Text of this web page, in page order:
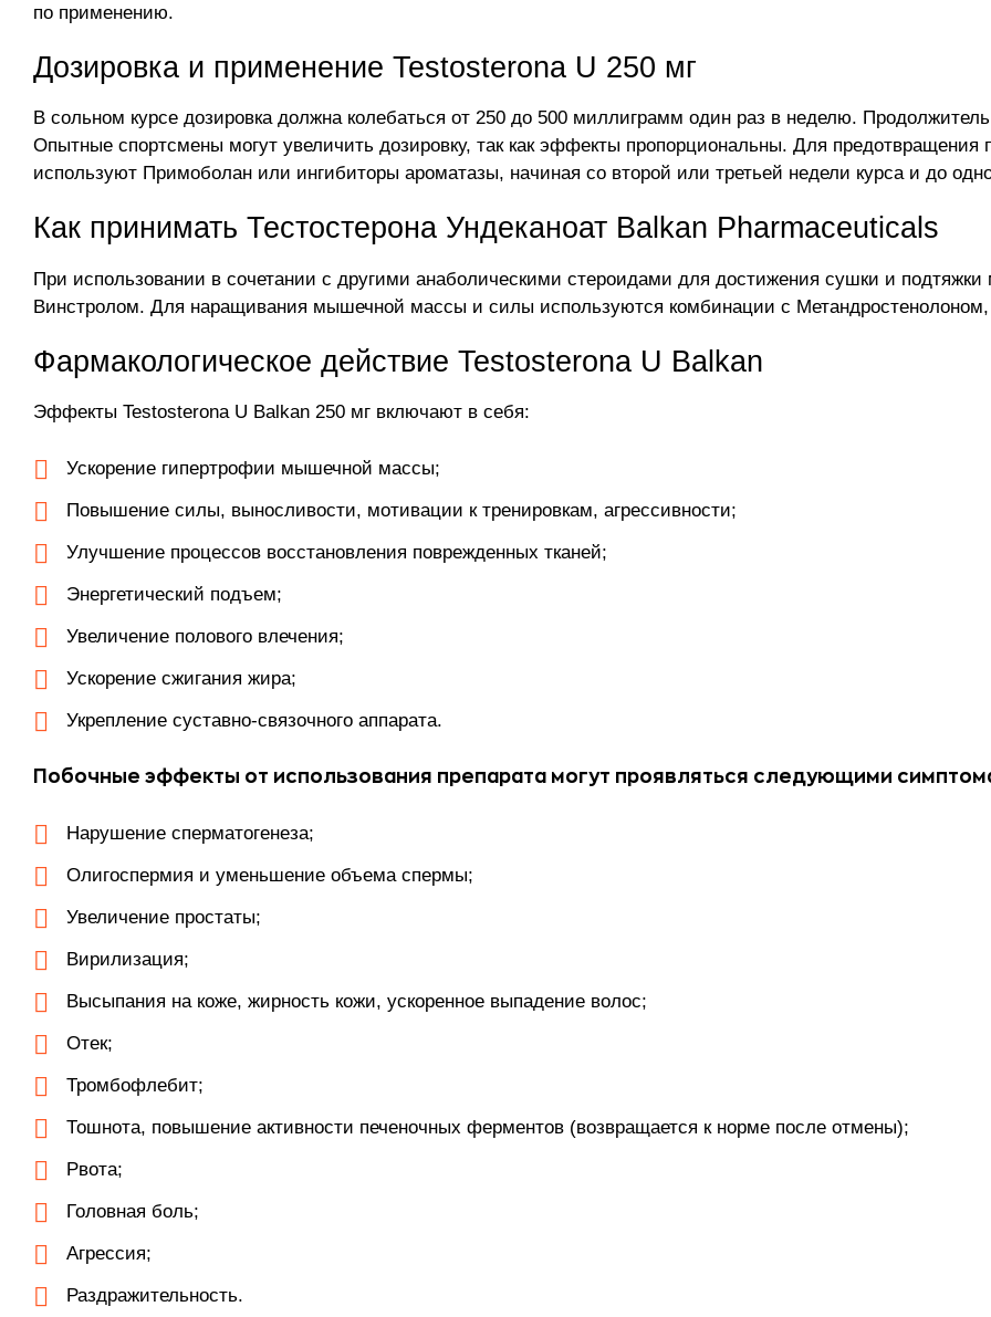
по применению.
Дозировка и применение Testosterona U 250 мг
В сольном курсе дозировка должна колебаться от 250 до 500 миллиграмм один раз в неделю.
Опытные спортсмены могут увеличить дозировку, так как эффекты пропорциональны. Для предотвращения
используют Примоболан или ингибиторы ароматазы, начиная со второй или третьей недели курса и до
Как принимать Тестостерона Ундеканоат Balkan Pharmaceuticals
При использовании в сочетании с другими анаболическими стероидами для достижения сушки и
Винстролом. Для наращивания мышечной массы и силы используются комбинации с
Фармакологическое действие Testosterona U Balkan
Эффекты Testosterona U Balkan 250 мг включают в себя:
Ускорение гипертрофии мышечной массы;
Повышение силы, выносливости, мотивации к тренировкам, агрессивности;
Улучшение процессов восстановления поврежденных тканей;
Энергетический подъем;
Увеличение полового влечения;
Ускорение сжигания жира;
Укрепление суставно-связочного аппарата.
Побочные эффекты от использования препарата могут проявляться следующими
Нарушение сперматогенеза;
Олигоспермия и уменьшение объема спермы;
Увеличение простаты;
Вирилизация;
Высыпания на коже, жирность кожи, ускоренное выпадение волос;
Отек;
Тромбофлебит;
Тошнота, повышение активности печеночных ферментов (возвращается к норме после отмены);
Рвота;
Головная боль;
Агрессия;
Раздражительность.